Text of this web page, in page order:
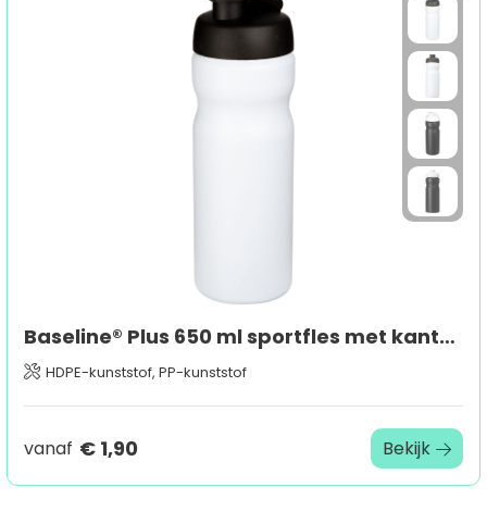
Baseline® Plus 650 ml sportfles met kanteldeksel
HDPE-kunststof, PP-kunststof
vanaf € 1,90 Bekijk